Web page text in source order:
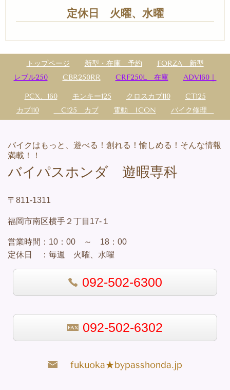
定休日 火曜、水曜
トップページ 新型・在庫 予約
FORZA 新型
レブル250
CBR250RR CRF250L 在庫 ADV160｜
PCX、160 モンキー125 クロスカブ110
CT125
カブ110
C125 カブ 電動 ICON バイク修理
バイクはもっと、遊べる！創れる！愉しめる！そんな情報
満載！！
バイパスホンダ 遊暇専科
〒811-1311
福岡市南区横手２丁目17-１
営業時間： 10：00 ～ 18：00
定休日 ： 毎週 火曜、水曜
092-502-6300
092-502-6302
fukuoka★bypasshonda.jp